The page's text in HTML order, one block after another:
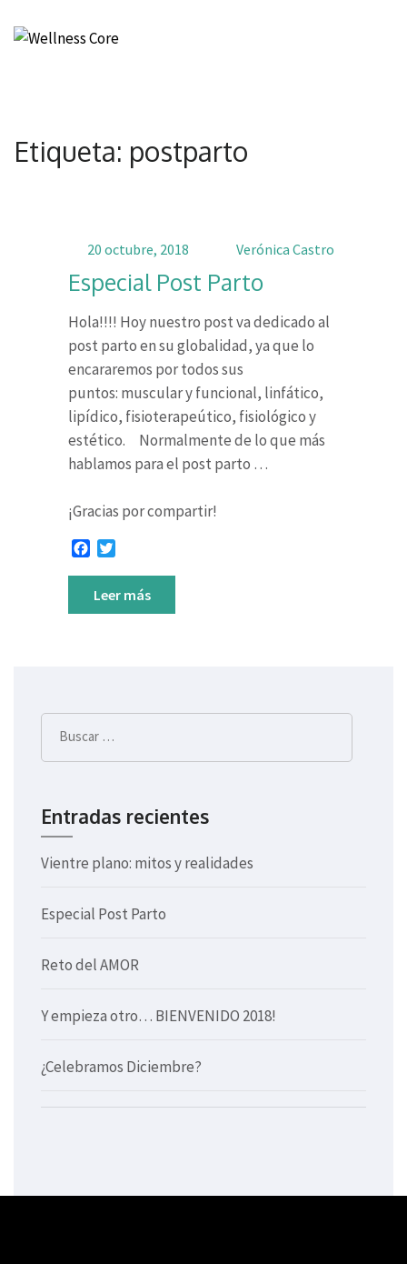
Etiqueta: postparto
20 octubre, 2018 Verónica Castro
Especial Post Parto
Hola!!!! Hoy nuestro post va dedicado al
post parto en su globalidad, ya que lo
encararemos por todos sus
puntos: muscular y funcional, linfático,
lipídico, fisioterapeútico, fisiológico y
estético. Normalmente de lo que más
hablamos para el post parto …
¡Gracias por compartir!
Facebook
Leer más
Buscar:
Entradas recientes
Vientre plano: mitos y realidades
Especial Post Parto
Reto del AMOR
Y empieza otro… BIENVENIDO 2018!
¿Celebramos Diciembre?